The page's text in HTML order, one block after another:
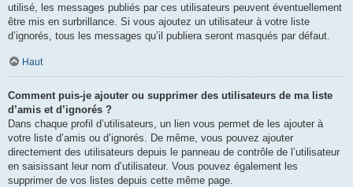
utilisé, les messages publiés par ces utilisateurs peuvent éventuellement
être mis en surbrillance. Si vous ajoutez un utilisateur à votre liste
d’ignorés, tous les messages qu’il publiera seront masqués par défaut.
Haut
Comment puis-je ajouter ou supprimer des utilisateurs de ma liste
d’amis et d’ignorés ?
Dans chaque profil d’utilisateurs, un lien vous permet de les ajouter à
votre liste d’amis ou d’ignorés. De même, vous pouvez ajouter
directement des utilisateurs depuis le panneau de contrôle de l’utilisateur
en saisissant leur nom d’utilisateur. Vous pouvez également les
supprimer de vos listes depuis cette même page.